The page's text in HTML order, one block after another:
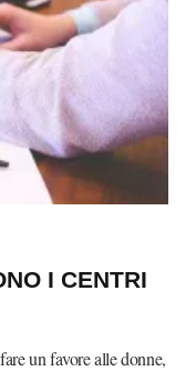
I CENTRI
un favore alle donne,